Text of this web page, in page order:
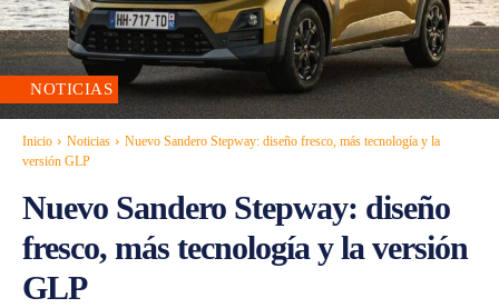
NOTICIAS
Inicio Noticias
Nuevo Sandero Stepway: diseño fresco, más tecnología y la
versión GLP
Nuevo Sandero Stepway: diseño
fresco, más tecnología y la versión
GLP